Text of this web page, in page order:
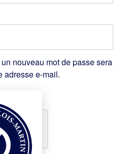
nouveau mot de passe sera
adresse e-mail.